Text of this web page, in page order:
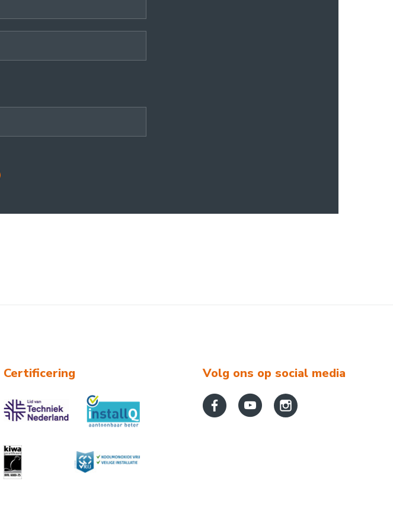
Certificering Volg ons op social media